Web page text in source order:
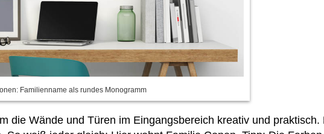
Familienname als rundes Monogramm
die Wände und Türen im Eingangsbereich kreativ und praktisch.